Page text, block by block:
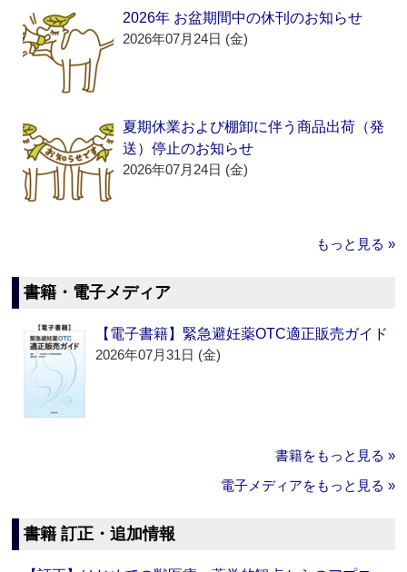
2026年 お盆期間中の休刊のお知らせ
2026年07月24日 (金)
夏期休業および棚卸に伴う商品出荷（発
送）停止のお知らせ
2026年07月24日 (金)
もっと見る »
書籍・電子メディア
【電子書籍】緊急避妊薬OTC適正販売ガイド
2026年07月31日 (金)
書籍をもっと見る »
電子メディアをもっと見る »
書籍 訂正・追加情報